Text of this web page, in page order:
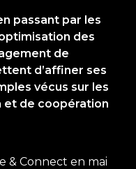
passant par les
des
de
d’affiner ses
vécus sur les
et de coopération
& Connect en mai